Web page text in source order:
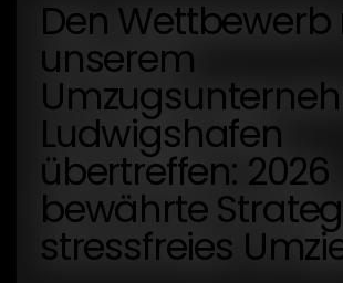
Den
unserem
Ludwigshafen
übertreffen: 2026
bewährte
stressfreies